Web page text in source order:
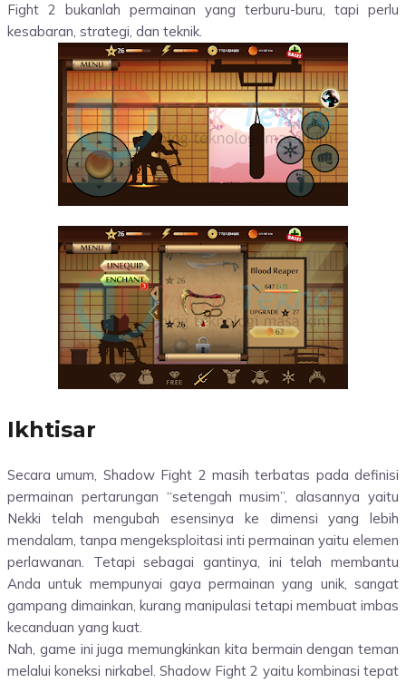
Fight 2 bukanlah permainan yang terburu-buru, tapi perlu
kesabaran, strategi, dan teknik.
Ikhtisar
Secara umum, Shadow Fight 2 masih terbatas pada definisi
permainan pertarungan “setengah musim”, alasannya yaitu
Nekki telah mengubah esensinya ke dimensi yang lebih
mendalam, tanpa mengeksploitasi inti permainan yaitu elemen
perlawanan. Tetapi sebagai gantinya, ini telah membantu
Anda untuk mempunyai gaya permainan yang unik, sangat
gampang dimainkan, kurang manipulasi tetapi membuat imbas
kecanduan yang kuat.
Nah, game ini juga memungkinkan kita bermain dengan teman
melalui koneksi nirkabel. Shadow Fight 2 yaitu kombinasi tepat